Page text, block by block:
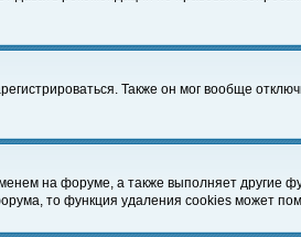
Также он мог вообще
на форуме, а также выполняет другие
то функция удаления cookies может